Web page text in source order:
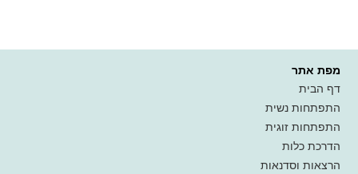
מפת אתר
דף הבית
התפתחות נשית
התפתחות זוגית
הדרכת כלות
הרצאות וסדנאות